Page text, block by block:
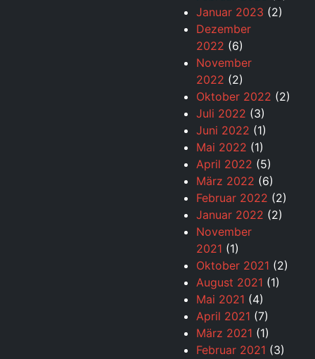
Januar 2023 (2)
Dezember
2022 (6)
November
2022 (2)
Oktober 2022 (2)
Juli 2022 (3)
Juni 2022 (1)
Mai 2022 (1)
April 2022 (5)
März 2022 (6)
Februar 2022 (2)
Januar 2022 (2)
November
2021 (1)
Oktober 2021 (2)
August 2021 (1)
Mai 2021 (4)
April 2021 (7)
März 2021 (1)
Februar 2021 (3)